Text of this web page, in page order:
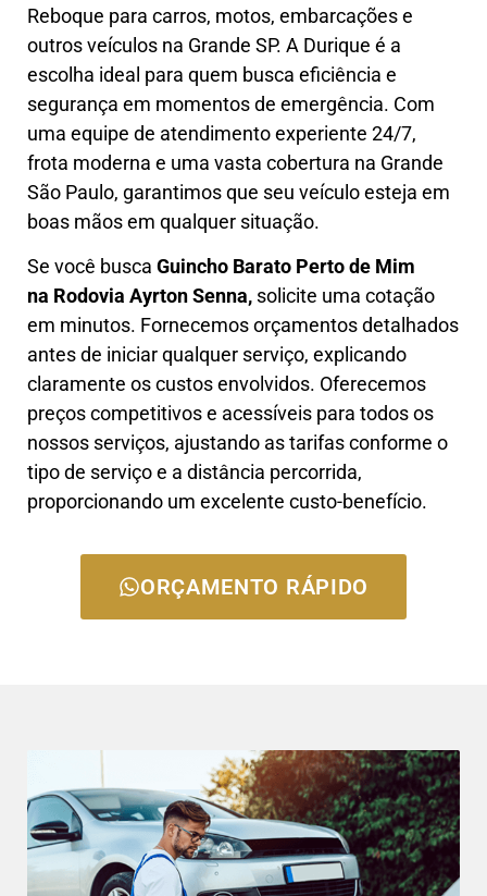
Reboque para carros, motos, embarcações e
outros veículos na Grande SP. A Durique é a
escolha ideal para quem busca eficiência e
segurança em momentos de emergência. Com
uma equipe de atendimento experiente 24/7,
frota moderna e uma vasta cobertura na Grande
São Paulo, garantimos que seu veículo esteja em
boas mãos em qualquer situação.
Se você busca Guincho Barato Perto de Mim
na Rodovia Ayrton Senna, solicite uma cotação
em minutos. Fornecemos orçamentos detalhados
antes de iniciar qualquer serviço, explicando
claramente os custos envolvidos. Oferecemos
preços competitivos e acessíveis para todos os
nossos serviços, ajustando as tarifas conforme o
tipo de serviço e a distância percorrida,
proporcionando um excelente custo-benefício.
ORÇAMENTO RÁPIDO